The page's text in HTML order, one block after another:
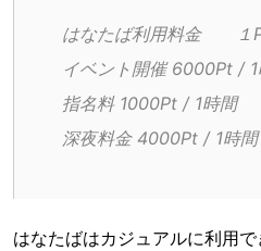
はなたば利用料金　　１
イベント開催 6000Pt /
指名料 1000Pt / 1時間
深夜料金 4000Pt / 1時間
はなたばはカジュアルに利用